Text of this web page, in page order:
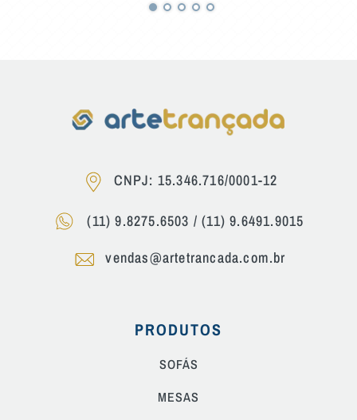
CNPJ: 15.346.716/0001-12
(11) 9.8275.6503 /(11) 9.6491.9015
vendas@artetrancada.com.br
PRODUTOS
SOFÁS
MESAS